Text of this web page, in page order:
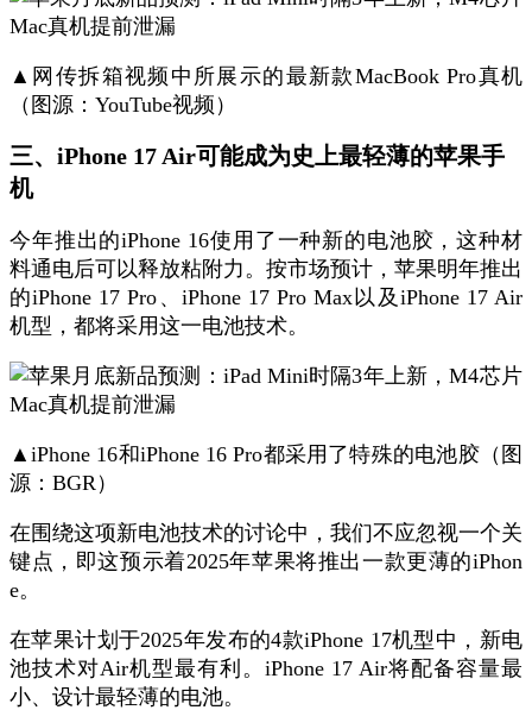
▲网传拆箱视频中所展示的最新款MacBook Pro真机
（图源：YouTube视频）
三、iPhone 17 Air可能成为史上最轻薄的苹果手
机
今年推出的iPhone 16使用了一种新的电池胶，这种材
料通电后可以释放粘附力。按市场预计，苹果明年推出
的iPhone 17 Pro、iPhone 17 Pro Max以及iPhone 17 Air
机型，都将采用这一电池技术。
▲iPhone 16和iPhone 16 Pro都采用了特殊的电池胶（图
源：BGR）
在围绕这项新电池技术的讨论中，我们不应忽视一个关
键点，即这预示着2025年苹果将推出一款更薄的iPhon
e。
在苹果计划于2025年发布的4款iPhone 17机型中，新电
池技术对Air机型最有利。iPhone 17 Air将配备容量最
小、设计最轻薄的电池。